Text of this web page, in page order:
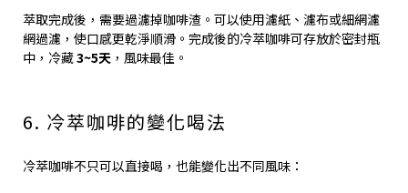
萃取完成後，需要過濾掉咖啡渣。可以使用濾紙、濾布或細網濾
網過濾，使口感更乾淨順滑。完成後的冷萃咖啡可存放於密封瓶
中，冷藏3~5天 ，風味最佳。
6. 冷萃咖啡的變化喝法
冷萃咖啡不只可以直接喝，也能變化出不同風味：